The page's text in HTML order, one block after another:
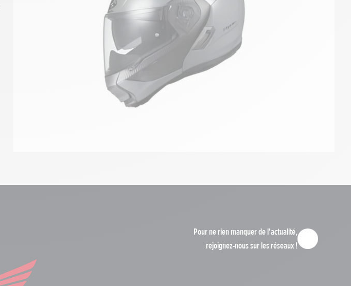
Pour ne rien manquer de l'actualité,
rejoignez-nous sur les réseaux !